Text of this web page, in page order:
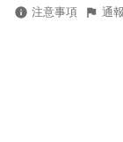
注意事項 通報